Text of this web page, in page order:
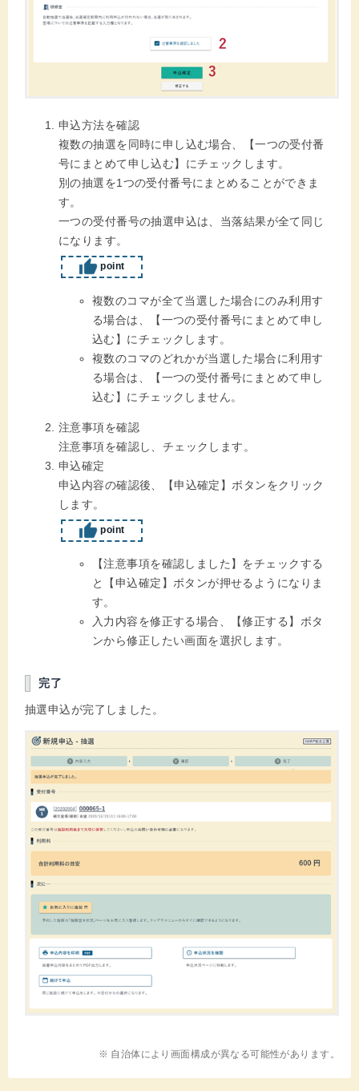
申込方法を確認
複数の抽選を同時に申し込む場合、【一つの受付番
号にまとめて申し込む】にチェックします。
別の抽選を1つの受付番号にまとめることができま
す。
一つの受付番号の抽選申込は、当落結果が全て同じ
になります。
point
複数のコマが全て当選した場合にのみ利用す
る場合は、【一つの受付番号にまとめて申し
込む】にチェックします。
複数のコマのどれかが当選した場合に利用す
る場合は、【一つの受付番号にまとめて申し
込む】にチェックしません。
注意事項を確認
注意事項を確認し、チェックします。
申込確定
申込内容の確認後、【申込確定】ボタンをクリック
します。
point
【注意事項を確認しました】をチェックする
と【申込確定】ボタンが押せるようになりま
す。
入力内容を修正する場合、【修正する】ボタ
ンから修正したい画面を選択します。
完了
抽選申込が完了しました。
※ 自治体により画面構成が異なる可能性があります。